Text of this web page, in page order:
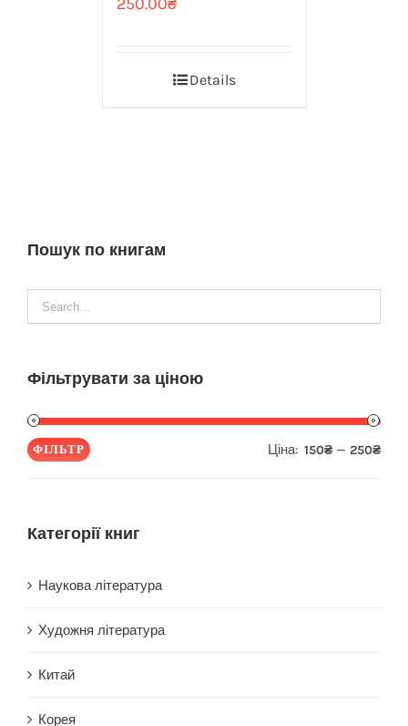
Details
Пошук по книгам
Фільтрувати за ціною
ФІЛЬТР Ціна: 150₴ — 250₴
Категорії книг
Наукова література
Художня література
Китай
Корея